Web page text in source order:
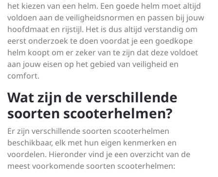
het kiezen van een helm. Een goede helm moet altijd
voldoen aan de veiligheidsnormen en passen bij jouw
hoofdmaat en rijstijl. Het is dus altijd verstandig om
eerst onderzoek te doen voordat je een goedkope
helm koopt om er zeker van te zijn dat deze voldoet
aan jouw eisen op het gebied van veiligheid en
comfort.
Wat zijn de verschillende
soorten scooterhelmen?
Er zijn verschillende soorten scooterhelmen
beschikbaar, elk met hun eigen kenmerken en
voordelen. Hieronder vind je een overzicht van de
meest voorkomende soorten scooterhelmen: